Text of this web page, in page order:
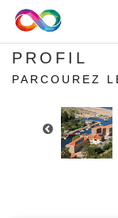
PROFIL
PARCOUREZ